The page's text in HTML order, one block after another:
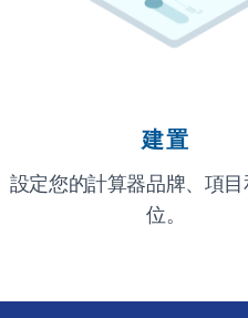
建置
設定您的計算器品牌、項
位。